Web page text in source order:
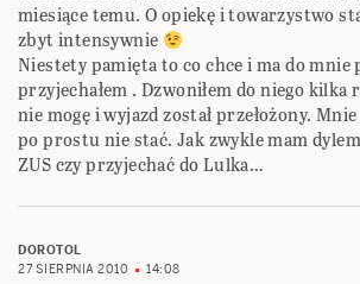
miesiące temu. O opiekę i towarzystwo
zbyt intensywnie
Niestety pamięta to co chce i ma do mnie
przyjechałem . Dzwoniłem do niego kilka
nie mogę i wyjazd został przełożony.
po prostu nie stać. Jak zwykle mam
ZUS czy przyjechać do Lulka…
DOROTOL
27 SIERPNIA 2010
14:08